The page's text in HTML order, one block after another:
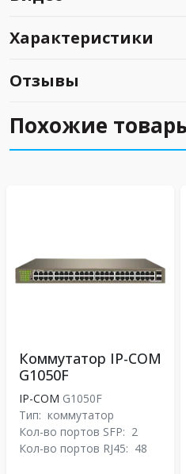
Характеристики
Отзывы
Похожие
Коммутатор IP-COM
G1050F
IP-COM G1050F
Тип: коммутатор
Кол-во портов SFP: 2
Кол-во портов RJ45: 48